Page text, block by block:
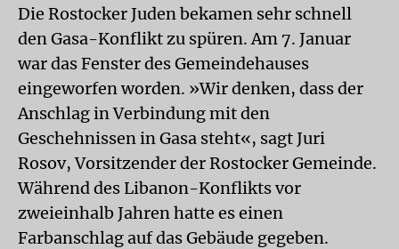
Die Rostocker Juden bekamen sehr schnell
den Gasa-Konflikt zu spüren. Am 7. Januar
war das Fenster des Gemeindehauses
eingeworfen worden. »Wir denken, dass der
Anschlag in Verbindung mit den
Geschehnissen in Gasa steht«, sagt Juri
Rosov, Vorsitzender der Rostocker Gemeinde.
Während des Libanon-Konflikts vor
zweieinhalb Jahren hatte es einen
Farbanschlag auf das Gebäude gegeben.